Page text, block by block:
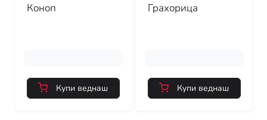
Коноп
Купи веднаш
Грахорица
Купи веднаш